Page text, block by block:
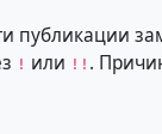
публикации
! или !! .